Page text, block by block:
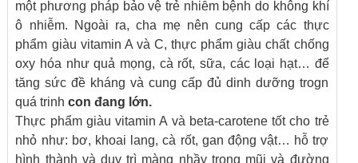
một phương pháp bảo vệ trẻ nhiễm bệnh do không khí
ô nhiễm. Ngoài ra, cha mẹ nên cung cấp các thực
phẩm giàu vitamin A và C, thực phẩm giàu chất chống
oxy hóa như quả mọng, cà rốt, sữa, các loại hạt… để
tăng sức đề kháng và cung cấp đủ dinh dưỡng trogn
quá trinh con đang lớn.
Thực phẩm giàu vitamin A và beta-carotene tốt cho trẻ
nhỏ như: bơ, khoai lang, cà rốt, gan động vật… hỗ trợ
hình thành và duy trì màng nhầy trong mũi và đường